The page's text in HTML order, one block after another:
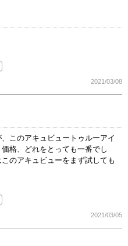
2021/03/08
このアキュビュートゥルーアイ
格、どれをとっても一番でし
のアキュビューをまず試しても
2021/03/05